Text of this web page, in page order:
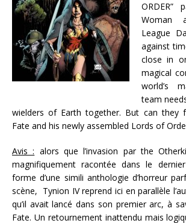
ORDER”
Woman
League
against
close in
magical
world’s
team
wielders of Earth together. But can they
Fate and his newly assembled Lords of
Avis : alors que l’invasion par the
magnifiquement racontée dans le
forme d’une simili anthologie d’horreur
scène, Tynion IV reprend ici en parallèle
qu’il avait lancé dans son premier arc, à
Fate. Un retournement inattendu mais